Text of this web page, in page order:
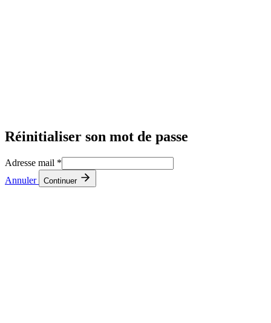
Réinitialiser son mot de passe
Adresse mail *
Annuler
Continuer